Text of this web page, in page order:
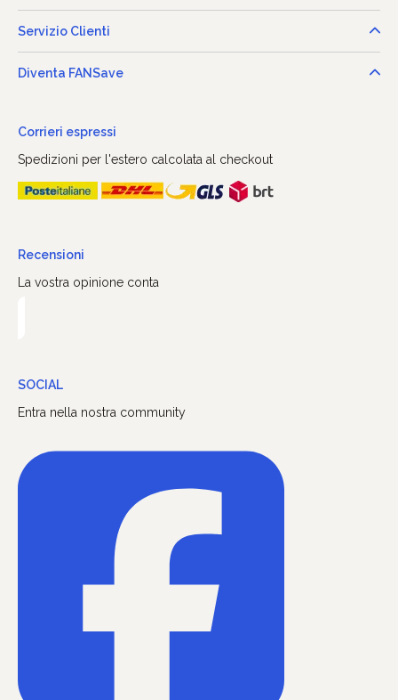
Servizio Clienti
Diventa FANSave
Corrieri espressi
Spedizioni per l'estero calcolata al checkout
Recensioni
La vostra opinione conta
SOCIAL
Entra nella nostra community